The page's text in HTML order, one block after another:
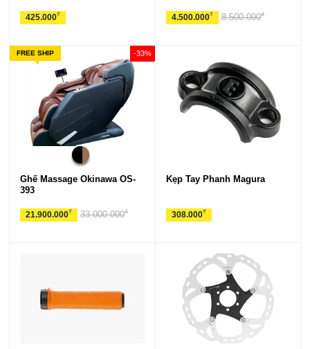
425.000₫ 4.500.000₫ 8.500.000₫
FREE SHIP
Ghế Massage Okinawa OS-
393
21.900.000₫
-33%
33.000.000₫
Kẹp Tay Phanh Magura
308.000₫